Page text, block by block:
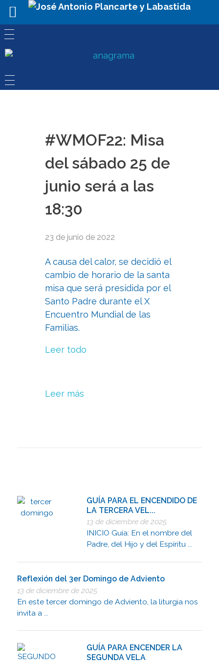
#WMOF22: Misa
del sábado 25 de
junio será a las
18:30
23 de junio de 2022
A causa del calor, se decidió el
cambio de horario de la santa
misa que será presidida por el
Santo Padre durante el X
Encuentro Mundial de las
Familias.
Leer todo
Leer más
GUÍA PARA EL ENCENDIDO DE
LA TERCERA VEL...
13 de diciembre de 2025
INICIO Guía: En el nombre del
Padre, del Hijo y del Espíritu ...
Reflexión del 3er Domingo de Adviento
13 de diciembre de 2025
En este tercer domingo de Adviento, la liturgia nos
invita a ...
GUÍA PARA ENCENDER LA
SEGUNDA VELA